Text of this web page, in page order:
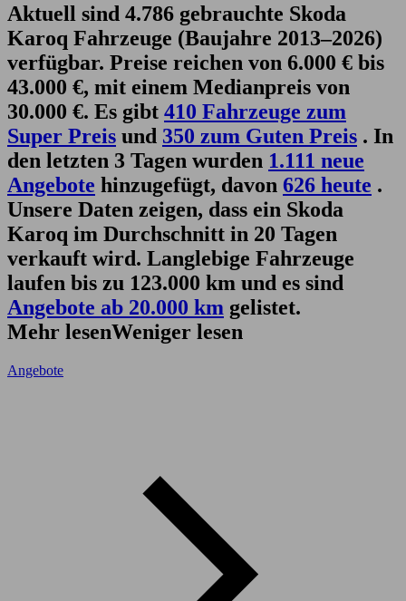
Aktuell sind 4.786 gebrauchte Skoda
Karoq Fahrzeuge (Baujahre 2013–2026)
verfügbar. Preise reichen von 6.000 € bis
43.000 €, mit einem Medianpreis von
30.000 €. Es gibt 410 Fahrzeuge zum
Super Preis und 350 zum Guten Preis . In
den letzten 3 Tagen wurden 1.111 neue
Angebote hinzugefügt, davon 626 heute .
Unsere Daten zeigen, dass ein Skoda
Karoq im Durchschnitt in 20 Tagen
verkauft wird. Langlebige Fahrzeuge
laufen bis zu 123.000 km und es sind
Angebote ab 20.000 km gelistet.
Mehr lesenWeniger lesen
Angebote